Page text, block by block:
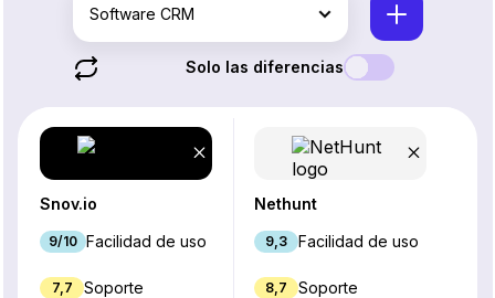
Software CRM
Solo las diferencias
Snov.io
9/10 Facilidad de uso
7,7 Soporte
Nethunt
9,3 Facilidad de uso
8,7 Soporte